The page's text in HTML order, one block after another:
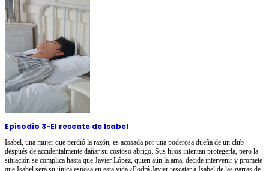
Episodio 3-El rescate de Isabel
Isabel, una mujer que perdió la razón, es acosada por una poderosa dueña de un club
después de accidentalmente dañar su costoso abrigo. Sus hijos intentan protegerla, pero la
situación se complica hasta que Javier López, quien aún la ama, decide intervenir y promete
que Isabel será su única esposa en esta vida.¿Podrá Javier rescatar a Isabel de las garras de